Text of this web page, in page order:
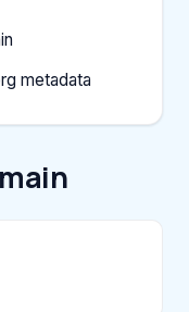
metadata